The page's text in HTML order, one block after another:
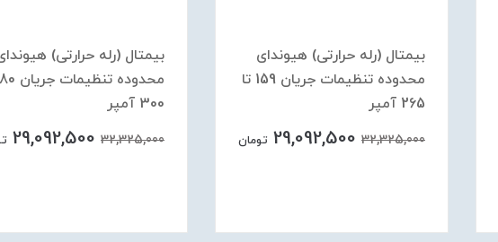
بیمتال (رله حرارتی) هیوندای
محدوده تنظیمات جریان 159 تا
265 آمپر
32,325,000
29,092,500 تومان
بیمتال (رله حرارتی)
300 آمپر
32,325,000
29,092,500